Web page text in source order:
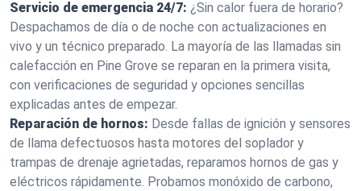
Servicio de emergencia 24/7: ¿Sin calor fuera de horario?
Despachamos de día o de noche con actualizaciones en
vivo y un técnico preparado. La mayoría de las llamadas sin
calefacción en Pine Grove se reparan en la primera visita,
con verificaciones de seguridad y opciones sencillas
explicadas antes de empezar.
Reparación de hornos: Desde fallas de ignición y sensores
de llama defectuosos hasta motores del soplador y
trampas de drenaje agrietadas, reparamos hornos de gas y
eléctricos rápidamente. Probamos monóxido de carbono,